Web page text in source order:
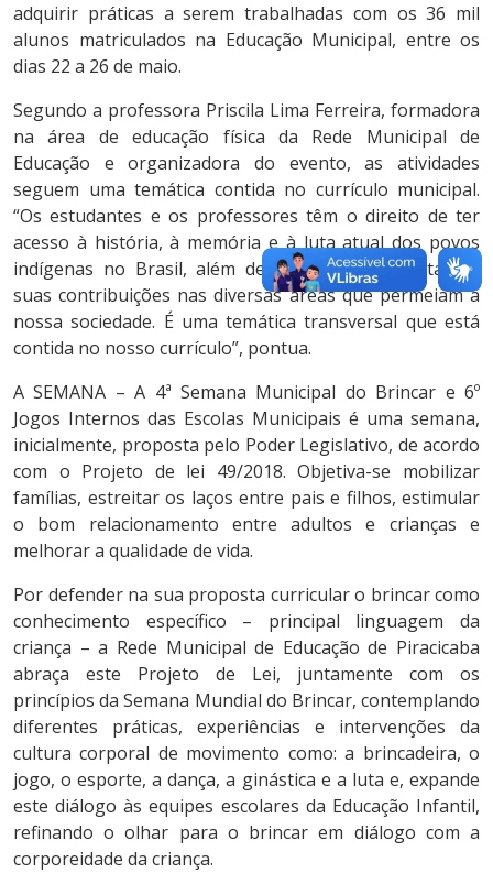
adquirir práticas a serem trabalhadas com os 36 mil
alunos matriculados na Educação Municipal, entre os
dias 22 a 26 de maio.
Segundo a professora Priscila Lima Ferreira, formadora
na área de educação física da Rede Municipal de
Educação e organizadora do evento, as atividades
seguem uma temática contida no currículo municipal.
“Os estudantes e os professores têm o direito de ter
acesso à história, à memória e à luta atual dos povos
indígenas no Brasil, além de conhecer e resgatar as
suas contribuições nas diversas áreas que permeiam a
nossa sociedade. É uma temática transversal que está
contida no nosso currículo”, pontua.
A SEMANA – A 4ª Semana Municipal do Brincar e 6º
Jogos Internos das Escolas Municipais é uma semana,
inicialmente, proposta pelo Poder Legislativo, de acordo
com o Projeto de lei 49/2018. Objetiva-se mobilizar
famílias, estreitar os laços entre pais e filhos, estimular
o bom relacionamento entre adultos e crianças e
melhorar a qualidade de vida.
Por defender na sua proposta curricular o brincar como
conhecimento específico – principal linguagem da
criança – a Rede Municipal de Educação de Piracicaba
abraça este Projeto de Lei, juntamente com os
princípios da Semana Mundial do Brincar, contemplando
diferentes práticas, experiências e intervenções da
cultura corporal de movimento como: a brincadeira, o
jogo, o esporte, a dança, a ginástica e a luta e, expande
este diálogo às equipes escolares da Educação Infantil,
refinando o olhar para o brincar em diálogo com a
corporeidade da criança.